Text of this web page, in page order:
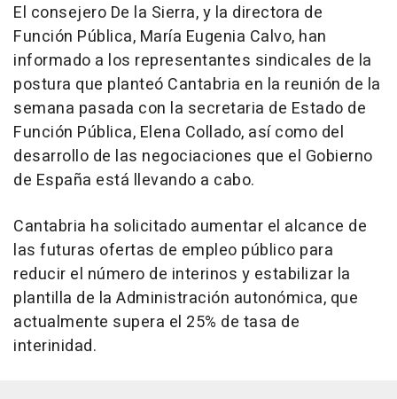
El consejero De la Sierra, y la directora de
Función Pública, María Eugenia Calvo, han
informado a los representantes sindicales de la
postura que planteó Cantabria en la reunión de la
semana pasada con la secretaria de Estado de
Función Pública, Elena Collado, así como del
desarrollo de las negociaciones que el Gobierno
de España está llevando a cabo.
Cantabria ha solicitado aumentar el alcance de
las futuras ofertas de empleo público para
reducir el número de interinos y estabilizar la
plantilla de la Administración autonómica, que
actualmente supera el 25% de tasa de
interinidad.